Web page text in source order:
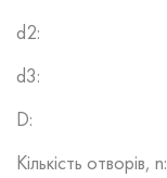
d2:
d3:
D:
Кількість отворів, n: